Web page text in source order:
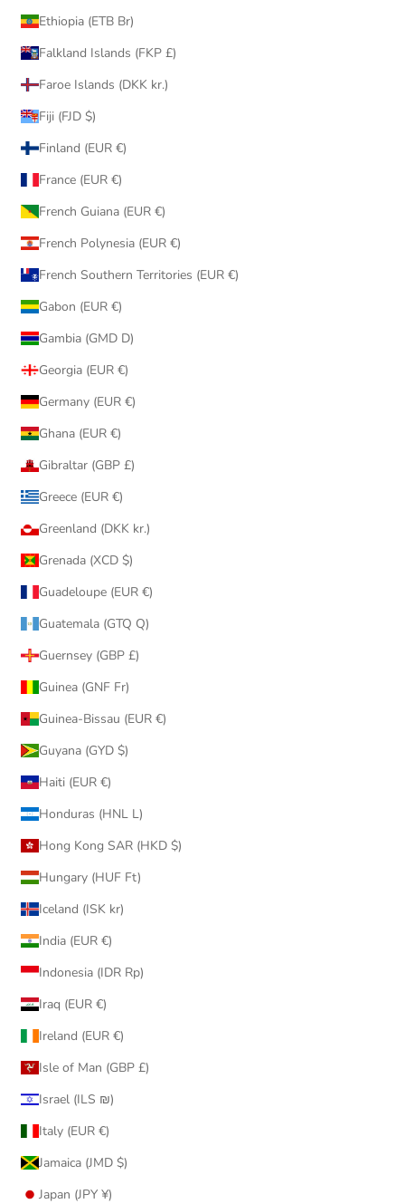
Ethiopia (ETB Br)
Falkland Islands (FKP £)
Faroe Islands (DKK kr.)
Fiji (FJD $)
Finland (EUR €)
France (EUR €)
French Guiana (EUR €)
French Polynesia (EUR €)
French Southern Territories (EUR €)
Gabon (EUR €)
Gambia (GMD D)
Georgia (EUR €)
Germany (EUR €)
Ghana (EUR €)
Gibraltar (GBP £)
Greece (EUR €)
Greenland (DKK kr.)
Grenada (XCD $)
Guadeloupe (EUR €)
Guatemala (GTQ Q)
Guernsey (GBP £)
Guinea (GNF Fr)
Guinea-Bissau (EUR €)
Guyana (GYD $)
Haiti (EUR €)
Honduras (HNL L)
Hong Kong SAR (HKD $)
Hungary (HUF Ft)
Iceland (ISK kr)
India (EUR €)
Indonesia (IDR Rp)
Iraq (EUR €)
Ireland (EUR €)
Isle of Man (GBP £)
Israel (ILS ₪)
Italy (EUR €)
Jamaica (JMD $)
Japan (JPY ¥)